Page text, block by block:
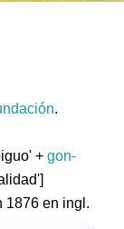
.
+gon-
1876 en ingl.